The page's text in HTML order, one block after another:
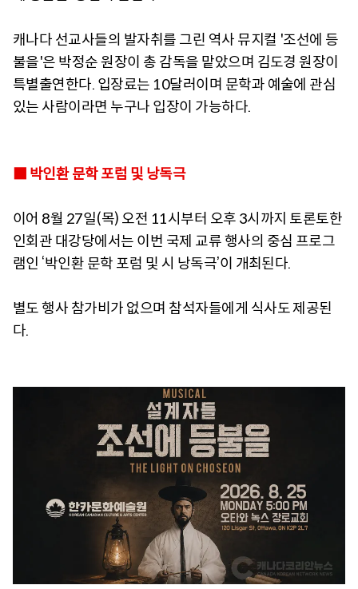
캐나다 선교사들의 발자취를 그린 역사 뮤지컬 '조선에 등
불을'은 박정순 원장이 총 감독을 맡았으며 김도경 원장이
특별출연한다. 입장료는 10달러이며 문학과 예술에 관심
있는 사람이라면 누구나 입장이 가능하다.
■ 박인환 문학 포럼 및 낭독극
이어 8월 27일(목) 오전 11시부터 오후 3시까지 토론토한
인회관 대강당에서는 이번 국제 교류 행사의 중심 프로그
램인 ‘박인환 문학 포럼 및 시 낭독극’이 개최된다.
별도 행사 참가비가 없으며 참석자들에게 식사도 제공된
다.